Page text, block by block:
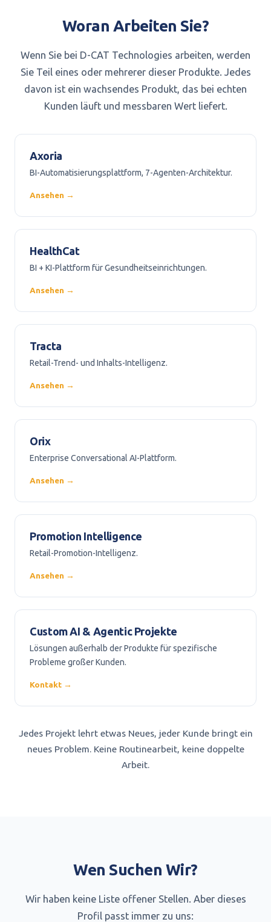
Woran Arbeiten Sie?
Wenn Sie bei D-CAT Technologies arbeiten, werden
Sie Teil eines oder mehrerer dieser Produkte. Jedes
davon ist ein wachsendes Produkt, das bei echten
Kunden läuft und messbaren Wert liefert.
Axoria
BI-Automatisierungsplattform, 7-Agenten-Architektur.
Ansehen →
HealthCat
BI + KI-Plattform für Gesundheitseinrichtungen.
Ansehen →
Tracta
Retail-Trend- und Inhalts-Intelligenz.
Ansehen →
Orix
Enterprise Conversational AI-Plattform.
Ansehen →
Promotion Intelligence
Retail-Promotion-Intelligenz.
Ansehen →
Custom AI & Agentic Projekte
Lösungen außerhalb der Produkte für spezifische
Probleme großer Kunden.
Kontakt →
Jedes Projekt lehrt etwas Neues, jeder Kunde bringt ein
neues Problem. Keine Routinearbeit, keine doppelte
Arbeit.
Wen Suchen Wir?
Wir haben keine Liste offener Stellen. Aber dieses
Profil passt immer zu uns: